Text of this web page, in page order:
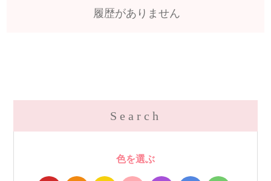
履歴がありません
Search
色を選ぶ